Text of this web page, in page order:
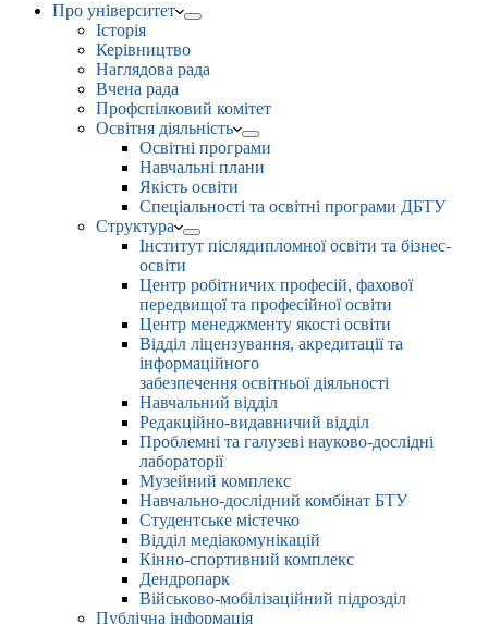
Про університет
Історія
Керівництво
Наглядова рада
Вчена рада
Профспілковий комітет
Освітня діяльність
Освітні програми
Навчальні плани
Якість освіти
Спеціальності та освітні програми ДБТУ
Структура
Інститут післядипломної освіти та бізнес-
освіти
Центр робітничих професій, фахової
передвищої та професійної освіти
Центр менеджменту якості освіти
Відділ ліцензування, акредитації та
інформаційного
забезпечення освітньої діяльності
Навчальний відділ
Редакційно-видавничий відділ
Проблемні та галузеві науково-дослідні
лабораторії
Музейний комплекс
Навчально-дослідний комбінат БТУ
Студентське містечко
Відділ медіакомунікацій
Кінно-спортивний комплекс
Дендропарк
Військово-мобілізаційний підрозділ
Публічна інформація